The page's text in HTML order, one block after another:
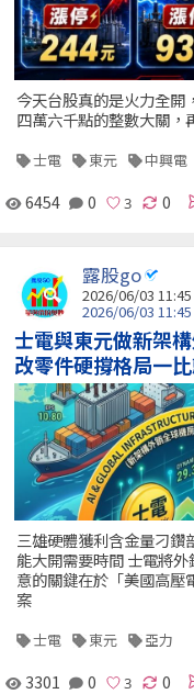
今天台股真的是火力全開
四萬六千點的整數大關，
士電 東元 中興電
6454 0 0
露股go
2026/06/03
2026/06/03
士電與東元做新架
改零件硬撐格局一
三雄硬體獲利含金量刁鑽
能大開需要時間 士電將
意的關鍵在於「美國高壓
案
士電 東元 亞力
3301 0 0